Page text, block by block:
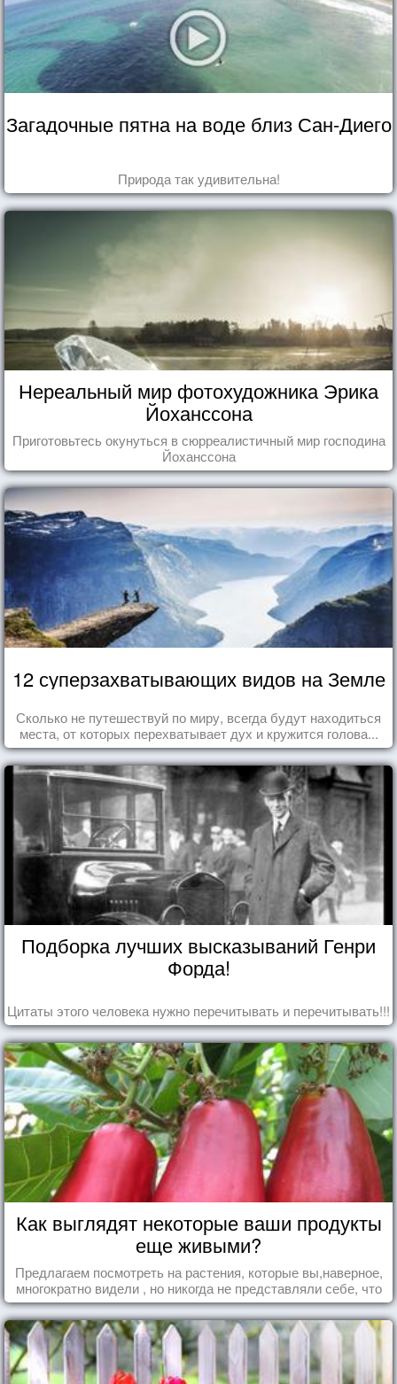
Загадочные пятна на воде близ Сан-Диего
Природа так удивительна!
Нереальный мир фотохудожника Эрика
Йоханссона
Приготовьтесь окунуться в сюрреалистичный мир господина
Йоханссона
12 суперзахватывающих видов на Земле
Сколько не путешествуй по миру, всегда будут находиться
места, от которых перехватывает дух и кружится голова...
Подборка лучших высказываний Генри
Форда!
Цитаты этого человека нужно перечитывать и перечитывать!!!
Как выглядят некоторые ваши продукты
еще живыми?
Предлагаем посмотреть на растения, которые вы,наверное,
многократно видели , но никогда не представляли себе, что
употребляете их в пищу.